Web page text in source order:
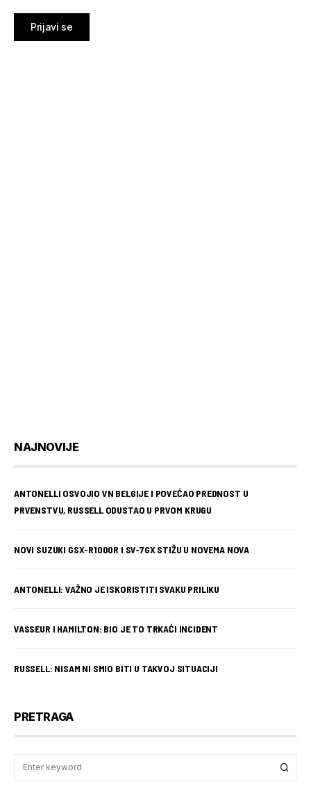
Prijavi se
NAJNOVIJE
ANTONELLI OSVOJIO VN BELGIJE I POVEĆAO PREDNOST U
PRVENSTVU, RUSSELL ODUSTAO U PRVOM KRUGU
NOVI SUZUKI GSX-R1000R I SV-7GX STIŽU U NOVEMA NOVA
ANTONELLI: VAŽNO JE ISKORISTITI SVAKU PRILIKU
VASSEUR I HAMILTON: BIO JE TO TRKAĆI INCIDENT
RUSSELL: NISAM NI SMIO BITI U TAKVOJ SITUACIJI
PRETRAGA